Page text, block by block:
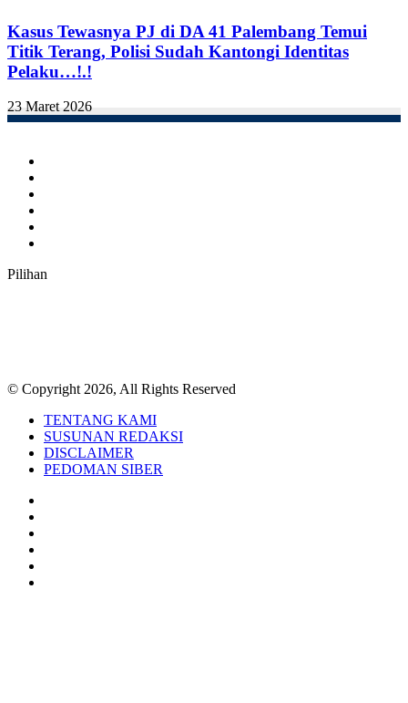
Kasus Tewasnya PJ di DA 41 Palembang Temui
Titik Terang, Polisi Sudah Kantongi Identitas
Pelaku…!.!
23 Maret 2026
Pilihan
© Copyright 2026, All Rights Reserved
TENTANG KAMI
SUSUNAN REDAKSI
DISCLAIMER
PEDOMAN SIBER